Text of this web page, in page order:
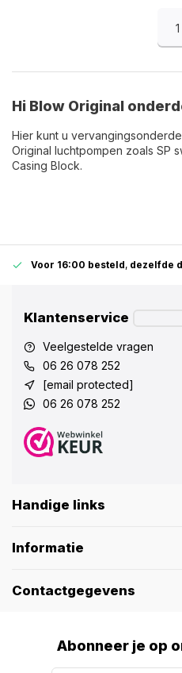
1
Hi Blow Original
Hier kunt u
Original luchtpompen zoals SP
Casing Block.
Voor 16:00 besteld, dezelfde
Klantenservice
Veelgestelde vragen
06 26 078 252
[email protected]
06 26 078 252
Handige links
Informatie
Contactgegevens
Abonneer je op